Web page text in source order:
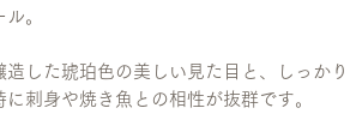
。
造した琥珀色の美しい見た目と、しっか
刺身や焼き魚との相性が抜群です。